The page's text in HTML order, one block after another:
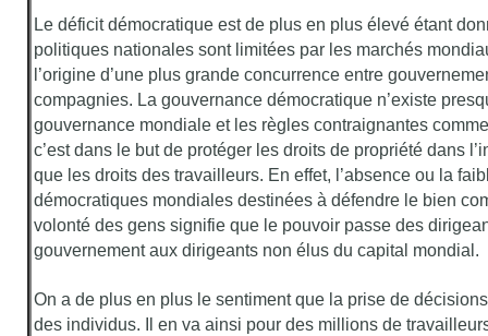
Le déficit démocratique est de plus en plus élevé étant
politiques nationales sont limitées par les marchés
l’origine d’une plus grande concurrence entre
compagnies. La gouvernance démocratique n’existe
gouvernance mondiale et les règles contraignantes
c’est dans le but de protéger les droits de propriété dans
que les droits des travailleurs. En effet, l’absence ou la
démocratiques mondiales destinées à défendre le bien
volonté des gens signifie que le pouvoir passe des
gouvernement aux dirigeants non élus du capital mondial.
On a de plus en plus le sentiment que la prise de
des individus. Il en va ainsi pour des millions de